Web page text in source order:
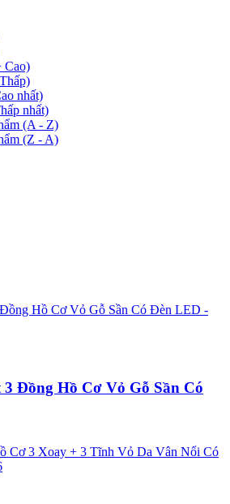
Cao)
nhất)
nhất)
(A - Z)
(Z - A)
Đồng Hồ Cơ Vỏ Gỗ Sần Có